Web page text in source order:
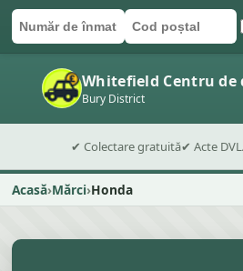
Număr de
Cod poștal
Trimite formularul
Bury District
✔ Colectare gratuită✔ Acte
Acasă Mărci Honda